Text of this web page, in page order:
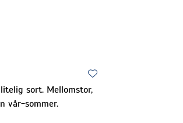
sort. Mellomstor,
vår-sommer.